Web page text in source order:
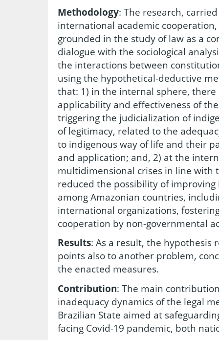
Methodology: The research,
international academic
grounded in the study of law as a
dialogue with the sociological
the interactions between
using the hypothetical-deductive
that: 1) in the internal sphere,
applicability and effectiveness of
triggering the judicialization of
of legitimacy, related to the
to indigenous way of life and their
and application; and, 2) at the
multidimensional crises in line with
reduced the possibility of
among Amazonian countries,
international organizations,
cooperation by non-governmental
Results: As a result, the hypothesis
points also to another problem,
the enacted measures.
Contribution: The main
inadequacy dynamics of the legal
Brazilian State aimed at
facing Covid-19 pandemic, both